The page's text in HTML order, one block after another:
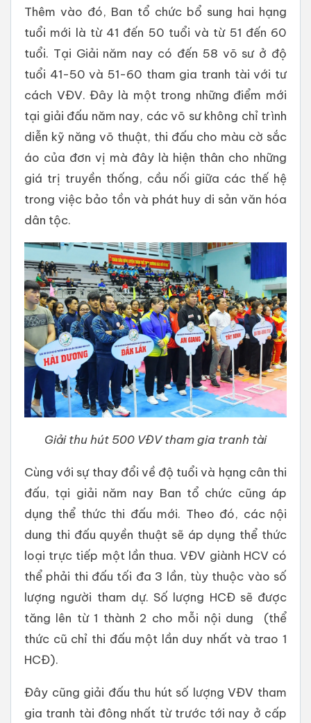
Thêm vào đó, Ban tổ chức bổ sung hai hạng
tuổi mới là từ 41 đến 50 tuổi và từ 51 đến 60
tuổi. Tại Giải năm nay có đến 58 võ sư ở độ
tuổi 41-50 và 51-60 tham gia tranh tài với tư
cách VĐV. Đây là một trong những điểm mới
tại giải đấu năm nay, các võ sư không chỉ trình
diễn kỹ năng võ thuật, thi đấu cho màu cờ sắc
áo của đơn vị mà đây là hiện thân cho những
giá trị truyền thống, cầu nối giữa các thế hệ
trong việc bảo tồn và phát huy di sản văn hóa
dân tộc.
Giải thu hút 500 VĐV tham gia tranh tài
Cùng với sự thay đổi về độ tuổi và hạng cân thi
đấu, tại giải năm nay Ban tổ chức cũng áp
dụng thể thức thi đấu mới. Theo đó, các nội
dung thi đấu quyền thuật sẽ áp dụng thể thức
loại trực tiếp một lần thua. VĐV giành HCV có
thể phải thi đấu tối đa 3 lần, tùy thuộc vào số
lượng người tham dự. Số lượng HCĐ sẽ được
tăng lên từ 1 thành 2 cho mỗi nội dung (thể
thức cũ chỉ thi đấu một lần duy nhất và trao 1
HCĐ).
Đây cũng giải đấu thu hút số lượng VĐV tham
gia tranh tài đông nhất từ trước tới nay ở cấp